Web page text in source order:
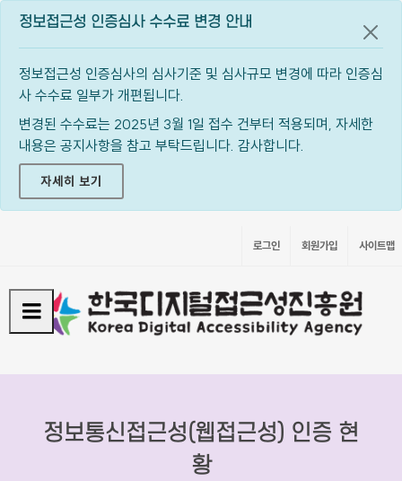
정보접근성 인증심사 수수료 변경 안내
정보접근성 인증심사의 심사기준 및 심사규모 변경에 따라 인증심
사 수수료 일부가 개편됩니다.
변경된 수수료는 2025년 3월 1일 접수 건부터 적용되며, 자세한
내용은 공지사항을 참고 부탁드립니다. 감사합니다.
자세히 보기
공지
로그인 회원가입 사이트맵
정보통신접근성(웹접근성) 인증 현
황